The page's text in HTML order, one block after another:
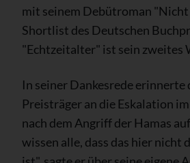
mit seinem Debütroman
Shortlist des Deutschen
"Echtzeitalter" ist sein zweites
In seiner Dankesrede erinnerte
Preisträger an die Eskalation
nach dem Angriff der Hamas
wissen alle, dass das hier nicht